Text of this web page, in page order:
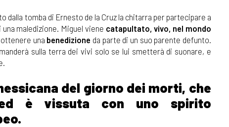
dalla tomba di Ernesto de la Cruz la chitarra per partecipare a
maledizione. Miguel viene catapultato, vivo, nel mondo
una benedizione da parte di un suo parente defunto.
sulla terra dei vivi solo se lui smetterà di suonare, e
del giorno dei morti, che
è vissuta con uno spirito